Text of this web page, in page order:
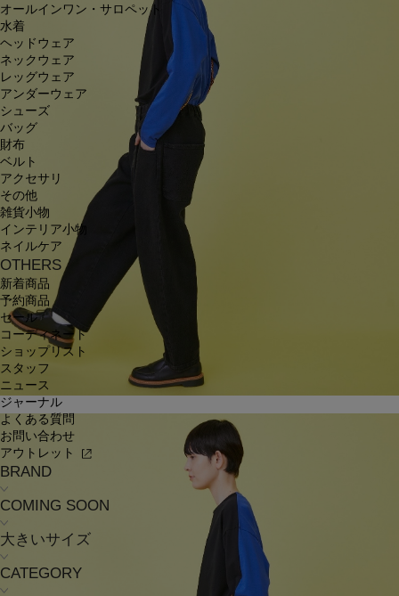
オールインワン・サロペット
水着
ヘッドウェア
ネックウェア
レッグウェア
アンダーウェア
シューズ
バッグ
財布
ベルト
アクセサリ
その他
雑貨小物
インテリア小物
ネイルケア
OTHERS
新着商品
予約商品
セール
コーディネート
ショップリスト
スタッフ
ニュース
ジャーナル
よくある質問
お問い合わせ
アウトレット
BRAND
COMING SOON
大きいサイズ
CATEGORY